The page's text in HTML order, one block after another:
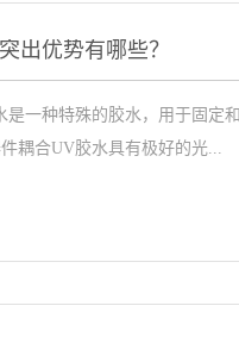
出优势有哪些？
是一种特殊的胶水，用于固定
耦合UV胶水具有极好的光...